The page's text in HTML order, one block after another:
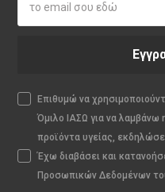
Επιθυμώ να
Όμιλο ΙΑΣΩ για να
προϊόντα υγείας,
Έχω διαβάσει και
Προσωπικών Δεδομένων